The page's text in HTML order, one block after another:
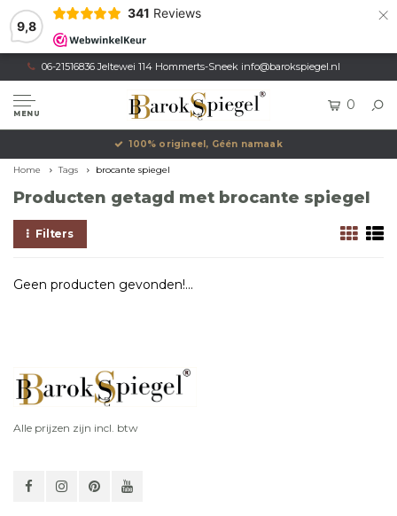
9,8
341 Reviews ×
06-21516836 Jeltewei 114 Hommerts-Sneek info@barokspiegel.nl
MENU
0
100% origineel, Géén namaak
Home Tags brocante spiegel
Producten getagd met brocante spiegel
Filters
Geen producten gevonden!...
Alle prijzen zijn incl. btw